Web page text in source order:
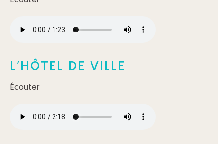
L’HÔTEL DE VILLE
Écouter